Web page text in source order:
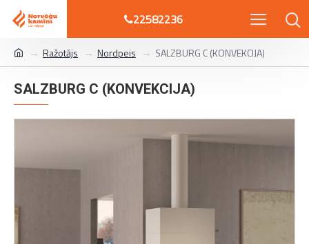
22582236
Ražotājs Nordpeis SALZBURG C (KONVEKCIJA)
SALZBURG C (KONVEKCIJA)